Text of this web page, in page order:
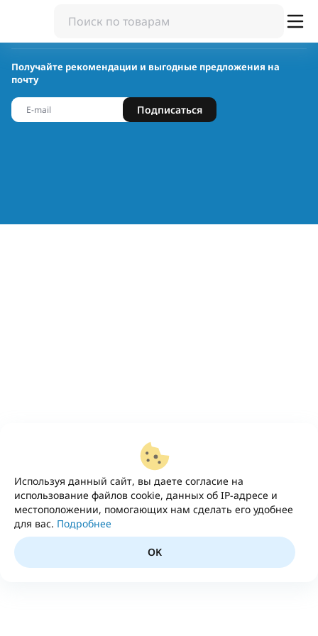
Используя данный сайт, вы даете согласие на
использование файлов cookie, данных об IP-адресе и
местоположении, помогающих нам сделать его удобнее
для вас. Подробнее
OK
Получайте рекомендации и выгодные предложения на
почту
Подписаться